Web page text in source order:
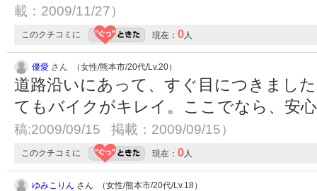
載：2009/11/27）
このクチコミに 現在： 0人
優愛 さん （女性/熊本市/20代/Lv.20）
道路沿いにあって、すぐ目につきまし
てもバイクがキレイ。ここでなら、安
稿:2009/09/15 掲載：2009/09/15）
このクチコミに 現在： 0人
ゆみこりん さん （女性/熊本市/20代/Lv.18）